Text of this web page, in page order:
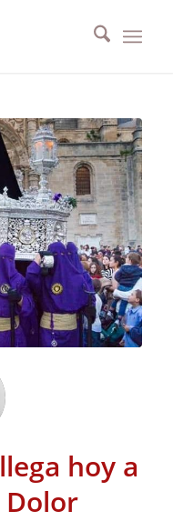
hoy a
Dolor